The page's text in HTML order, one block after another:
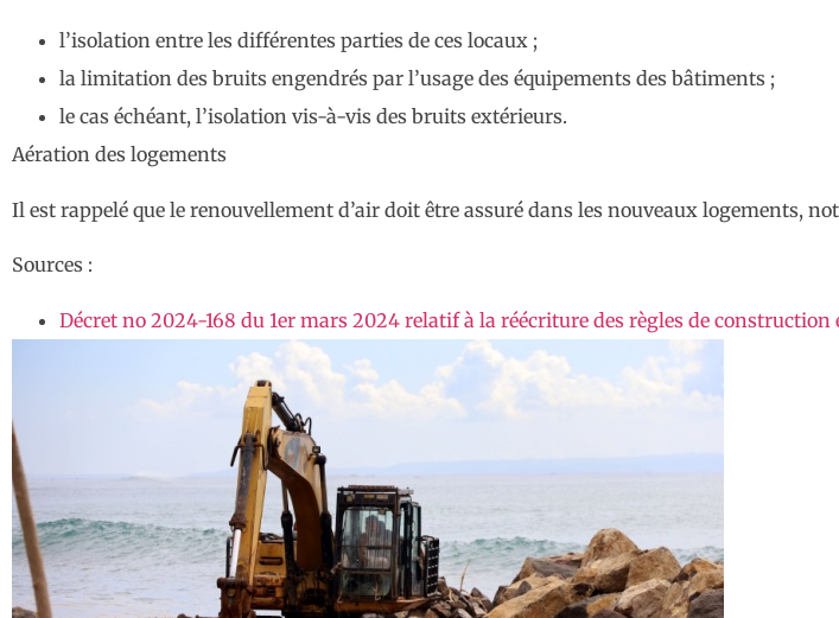
l’isolation entre les différentes parties de ces locaux ;
la limitation des bruits engendrés par l’usage des équipements des bâtiments ;
le cas échéant, l’isolation vis-à-vis des bruits extérieurs.
Aération des logements
Il est rappelé que le renouvellement d’air doit être assuré dans les nouveaux logements,
Sources :
Décret no 2024-168 du 1er mars 2024 relatif à la réécriture des règles de